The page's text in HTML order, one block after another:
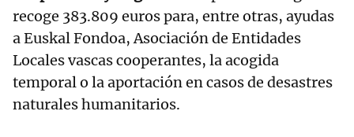
recoge 383.809 euros para, entre otras, ayudas
a Euskal Fondoa, Asociación de Entidades
Locales vascas cooperantes, la acogida
temporal o la aportación en casos de desastres
naturales humanitarios.